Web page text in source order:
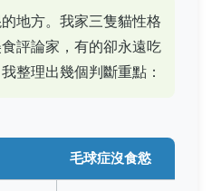
地方。我家三隻貓性格
評論家，有的卻永遠吃
整理出幾個判斷重點：
毛球症沒食慾